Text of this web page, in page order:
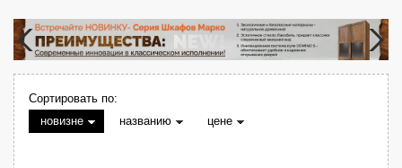
Сортировать по:
новизне
названию цене